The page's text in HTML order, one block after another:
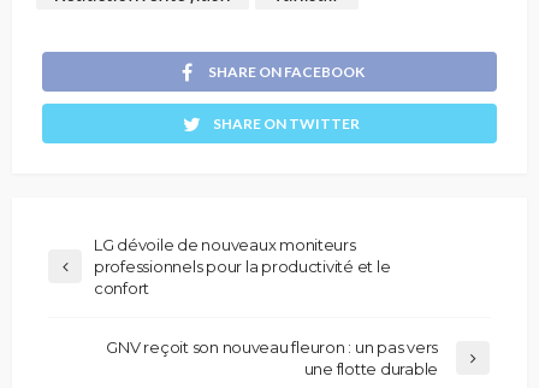
SHARE ON FACEBOOK
SHARE ON TWITTER
LG dévoile de nouveaux moniteurs
professionnels pour la productivité et le
confort
GNV reçoit son nouveau fleuron : un pas vers
une flotte durable